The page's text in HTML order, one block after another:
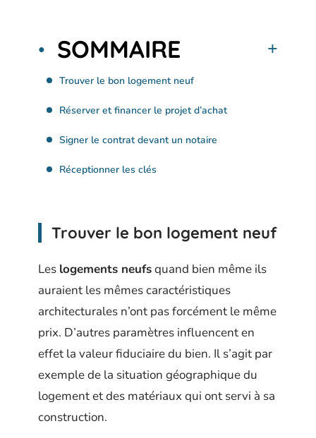
SOMMAIRE
Trouver le bon logement neuf
Réserver et financer le projet d’achat
Signer le contrat devant un notaire
Réceptionner les clés
Trouver le bon logement neuf
Les logements neufsquand bien même ils
auraient les mêmes caractéristiques
architecturales n’ont pas forcément le même
prix. D’autres paramètres influencent en
effet la valeur fiduciaire du bien. Il s’agit par
exemple de la situation géographique du
logement et des matériaux qui ont servi à sa
construction.